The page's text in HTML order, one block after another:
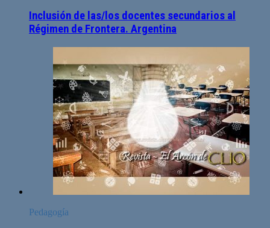
Inclusión de las/los docentes secundarios al
Régimen de Frontera. Argentina
Pedagogía